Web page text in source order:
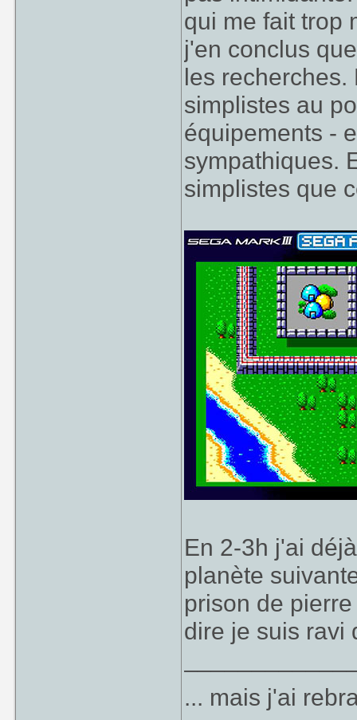
qui me fait trop
j'en conclus
les
simplistes au
équipements -
sympathiques.
simplistes que
En 2-3h j'ai
planète
prison de
dire je suis ravi
... mais j'ai